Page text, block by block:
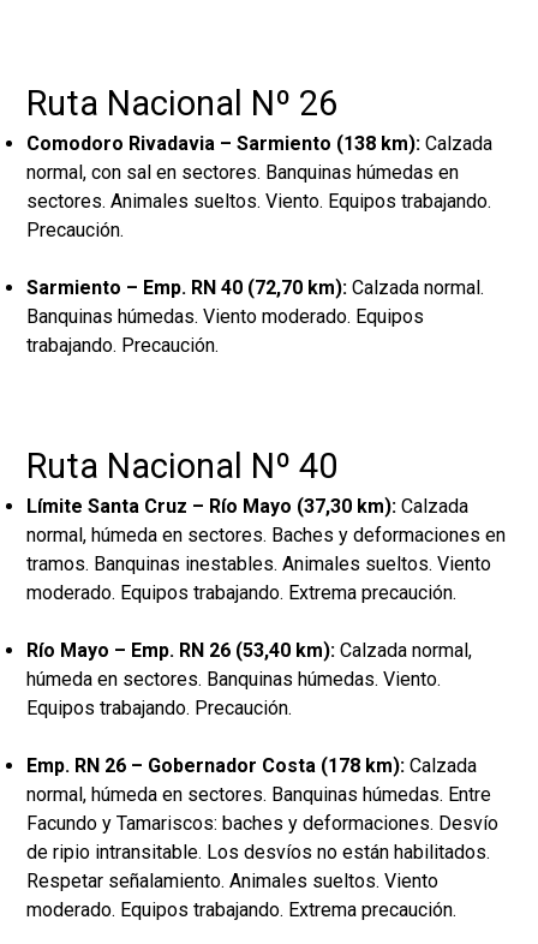
Ruta Nacional Nº 26
Comodoro Rivadavia – Sarmiento (138 km): Calzada
normal, con sal en sectores. Banquinas húmedas en
sectores. Animales sueltos. Viento. Equipos trabajando.
Precaución.
Sarmiento – Emp. RN 40 (72,70 km): Calzada normal.
Banquinas húmedas. Viento moderado. Equipos
trabajando. Precaución.
Ruta Nacional Nº 40
Límite Santa Cruz – Río Mayo (37,30 km): Calzada
normal, húmeda en sectores. Baches y deformaciones en
tramos. Banquinas inestables. Animales sueltos. Viento
moderado. Equipos trabajando. Extrema precaución.
Río Mayo – Emp. RN 26 (53,40 km): Calzada normal,
húmeda en sectores. Banquinas húmedas. Viento.
Equipos trabajando. Precaución.
Emp. RN 26 – Gobernador Costa (178 km): Calzada
normal, húmeda en sectores. Banquinas húmedas. Entre
Facundo y Tamariscos: baches y deformaciones. Desvío
de ripio intransitable. Los desvíos no están habilitados.
Respetar señalamiento. Animales sueltos. Viento
moderado. Equipos trabajando. Extrema precaución.